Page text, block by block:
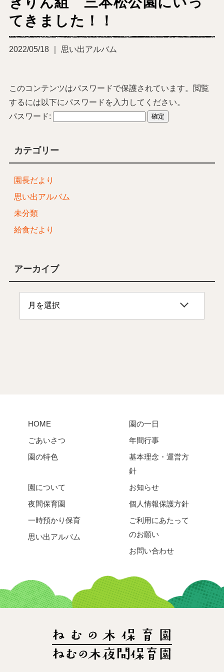
てきました！！
2022/05/18 ｜ 思い出アルバム
このコンテンツはパスワードで保護されています。閲覧
するには以下にパスワードを入力してください。
パスワード:
カテゴリー
園長だより
思い出アルバム
未分類
給食だより
アーカイブ
HOME
ごあいさつ
園の特色
園の一日
年間行事
基本理念・運営方
針
園について
夜間保育園
一時預かり保育
思い出アルバム
お知らせ
個人情報保護方針
ご利用にあたって
のお願い
お問い合わせ